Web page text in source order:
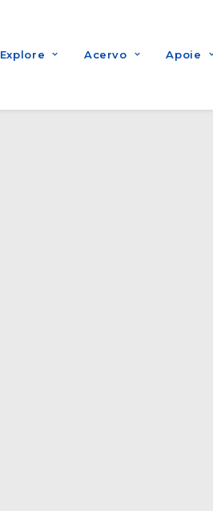
Explore Acervo Apoie